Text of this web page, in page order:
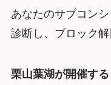
あなたのサブコン
診断し、ブロック解
栗山葉湖が開催する